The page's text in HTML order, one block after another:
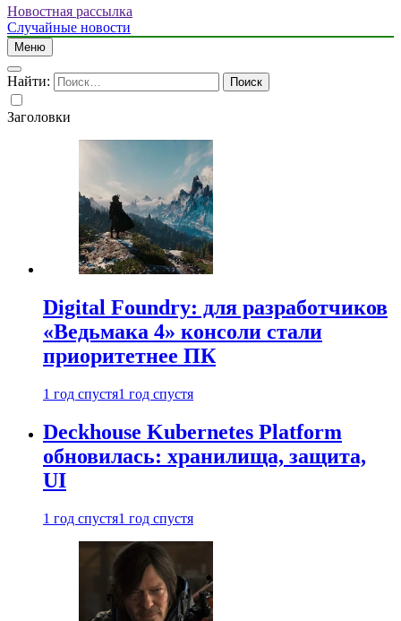
Новостная рассылка
Случайные новости
Меню
Найти:
Заголовки
Digital Foundry: для разработчиков
«Ведьмака 4» консоли стали
приоритетнее ПК
1 год спустя1 год спустя
Deckhouse Kubernetes Platform
обновилась: хранилища, защита,
UI
1 год спустя1 год спустя